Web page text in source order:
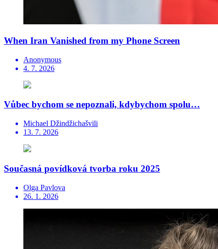
When Iran Vanished from my Phone Screen
Anonymous
4. 7. 2026
Vůbec bychom se nepoznali, kdybychom spolu…
Michael Džindžichašvili
13. 7. 2026
Současná povídková tvorba roku 2025
Olga Pavlova
26. 1. 2026